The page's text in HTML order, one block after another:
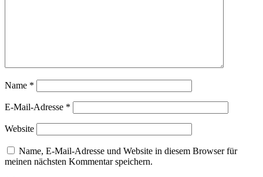
Name *
E-Mail-Adresse *
Website
Name, E-Mail-Adresse und Website in diesem Browser für
meinen nächsten Kommentar speichern.